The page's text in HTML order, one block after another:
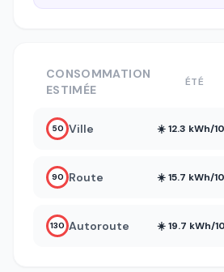
CONSOMMATION
ESTIMÉE
ÉTÉ
50 Ville ☀️ 12.3 kWh/
90 Route ☀️ 15.7 kWh/
130 Autoroute ☀️ 19.7 kWh/